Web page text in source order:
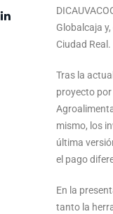
Globalcaja
Ciudad Real.
Tras la
proyecto
mismo, los
última
el pago
En la
tanto la